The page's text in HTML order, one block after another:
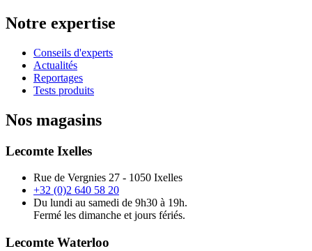
Notre expertise
Conseils d'experts
Actualités
Reportages
Tests produits
Nos magasins
Lecomte Ixelles
Rue de Vergnies 27 - 1050 Ixelles
+32 (0)2 640 58 20
Du lundi au samedi de 9h30 à 19h.
Fermé les dimanche et jours fériés.
Lecomte Waterloo